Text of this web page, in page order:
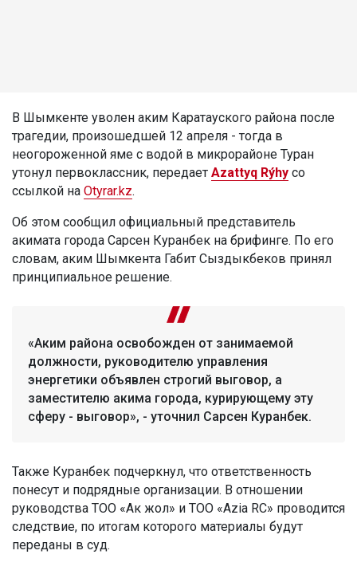
В Шымкенте уволен аким Каратауского района после
трагедии, произошедшей 12 апреля - тогда в
неогороженной яме с водой в микрорайоне Туран
утонул первоклассник, передает Azattyq Rýhy со
ссылкой на Otyrar.kz.
Об этом сообщил официальный представитель
акимата города Сарсен Куранбек на брифинге. По его
словам, аким Шымкента Габит Сыздыкбеков принял
принципиальное решение.
«Аким района освобожден от занимаемой
должности, руководителю управления
энергетики объявлен строгий выговор, а
заместителю акима города, курирующему эту
сферу - выговор», - уточнил Сарсен Куранбек.
Также Куранбек подчеркнул, что ответственность
понесут и подрядные организации. В отношении
руководства ТОО «Ак жол» и ТОО «Azia RC» проводится
следствие, по итогам которого материалы будут
переданы в суд.